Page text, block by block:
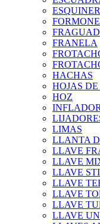
FRANELA
HACHAS
HOJAS
HOZ
LIMAS
LLANTA
LLAVE
LLAVE
LLAVE
LLAVE
LLAVE
LLAVE
LLAVE